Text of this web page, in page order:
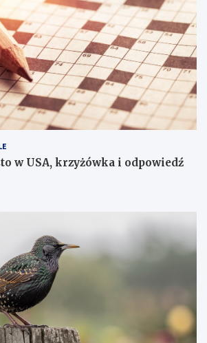
w USA, krzyżówka i odpowiedź